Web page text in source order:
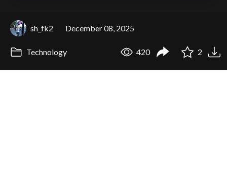
sh_fk2 December 08, 2025
Technology 420 2